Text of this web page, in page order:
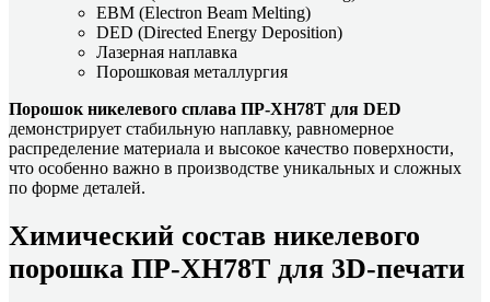
EBM (Electron Beam Melting)
DED (Directed Energy Deposition)
Лазерная наплавка
Порошковая металлургия
Порошок никелевого сплава ПР-ХН78Т для DED
демонстрирует стабильную наплавку, равномерное
распределение материала и высокое качество поверхности,
что особенно важно в производстве уникальных и сложных
по форме деталей.
Химический состав никелевого
порошка ПР-ХН78Т для 3D-печати